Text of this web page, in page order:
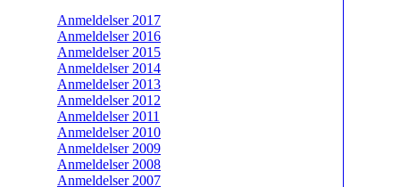
Anmeldelser 2017
Anmeldelser 2016
Anmeldelser 2015
Anmeldelser 2014
Anmeldelser 2013
Anmeldelser 2012
Anmeldelser 2011
Anmeldelser 2010
Anmeldelser 2009
Anmeldelser 2008
Anmeldelser 2007